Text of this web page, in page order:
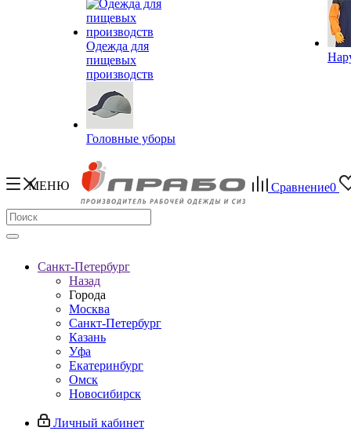
Одежда для
пищевых
производств
Головные уборы
МЕНЮ Сравнение0
Санкт-Петербург
Назад
Города
Москва
Санкт-Петербург
Казань
Уфа
Екатеринбург
Омск
Новосибирск
Личный кабинет